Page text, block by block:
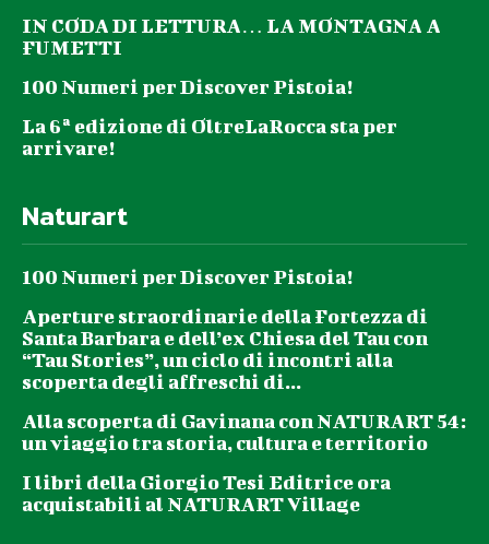
IN CODA DI LETTURA… LA MONTAGNA A
FUMETTI
100 Numeri per Discover Pistoia!
La 6ª edizione di OltreLaRocca sta per
arrivare!
Naturart
100 Numeri per Discover Pistoia!
Aperture straordinarie della Fortezza di
Santa Barbara e dell’ex Chiesa del Tau con
“Tau Stories”, un ciclo di incontri alla
scoperta degli affreschi di...
Alla scoperta di Gavinana con NATURART 54:
un viaggio tra storia, cultura e territorio
I libri della Giorgio Tesi Editrice ora
acquistabili al NATURART Village